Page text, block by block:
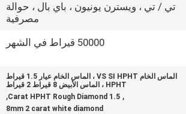
تي / تي ، ويسترن يونيون ، باي بال ، حوالة
مصرفية
50000 قيراط في الشهر
الماس الخام VS SI HPHT ، الماس الخام عيار 1.5 قيراط
HPHT ، الماس الأبيض 8 قيراط 2 قيراط
,
1.5 Carat HPHT Rough Diamond
,
8mm 2 carat white diamond